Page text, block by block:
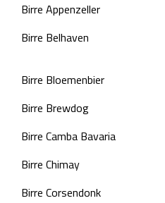
Birre Appenzeller
Birre Belhaven
Birre Bloemenbier
Birre Brewdog
Birre Camba Bavaria
Birre Chimay
Birre Corsendonk